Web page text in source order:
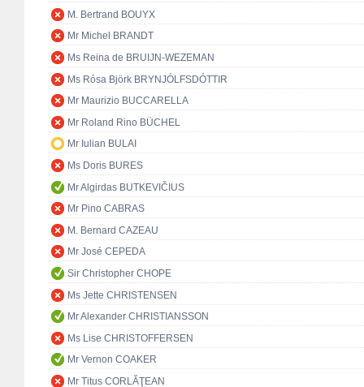
M. Bertrand BOUYX
Mr Michel BRANDT
Ms Reina de BRUIJN-WEZEMAN
Ms Rósa Björk BRYNJÓLFSDÓTTIR
Mr Maurizio BUCCARELLA
Mr Roland Rino BÜCHEL
Mr Iulian BULAI
Ms Doris BURES
Mr Algirdas BUTKEVIČIUS
Mr Pino CABRAS
M. Bernard CAZEAU
Mr José CEPEDA
Sir Christopher CHOPE
Ms Jette CHRISTENSEN
Mr Alexander CHRISTIANSSON
Ms Lise CHRISTOFFERSEN
Mr Vernon COAKER
Mr Titus CORLĂŢEAN